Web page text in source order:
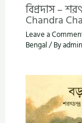
বিপ্রদাস –
Chandra
Leave a
Bengal / Byadmin